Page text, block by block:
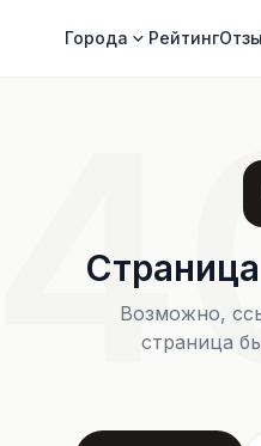
Города Рейтинг
Возможно,
страница